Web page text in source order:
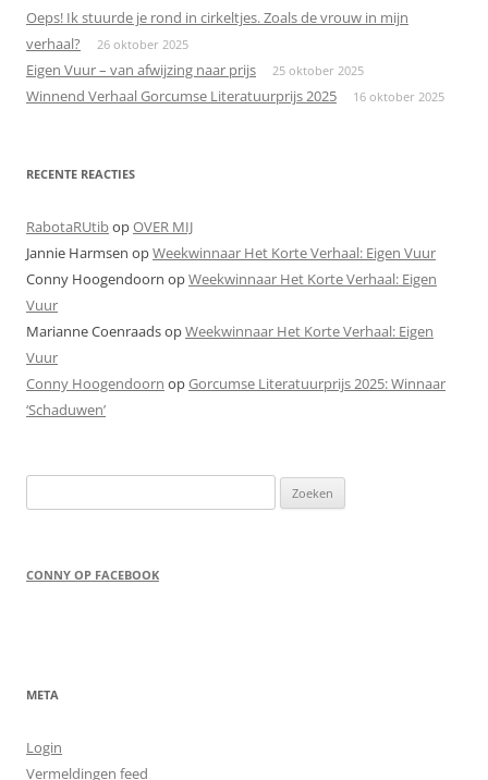
Oeps! Ik stuurde je rond in cirkeltjes. Zoals de vrouw in mijn
verhaal?
26 oktober 2025
Eigen Vuur – van afwijzing naar prijs 25 oktober 2025
Winnend Verhaal Gorcumse Literatuurprijs 2025 16 oktober 2025
RECENTE REACTIES
RabotaRUtibopOVER MIJ
Jannie Harmsen opWeekwinnaar Het Korte Verhaal: Eigen Vuur
Conny Hoogendoorn opWeekwinnaar Het Korte Verhaal: Eigen
Vuur
Marianne CoenraadsopWeekwinnaar Het Korte Verhaal: Eigen
Vuur
Conny Hoogendoorn opGorcumse Literatuurprijs 2025: Winnaar
‘Schaduwen’
naar:
CONNY OP FACEBOOK
META
Login
Vermeldingen feed